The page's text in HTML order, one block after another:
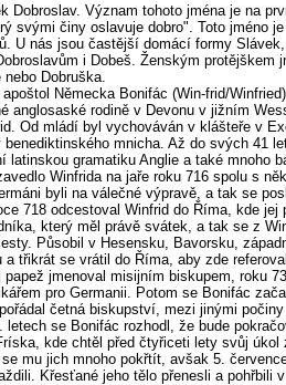
Dobroslav. Význam tohoto jména je na
svými činy oslavuje dobro". Toto jméno je
U nás jsou častější domácí formy
i Dobeš. Ženským protějškem
Dobruška.
Německa Bonifác (Win-frid/Winfried).
anglosaské rodině v Devonu v jižním
Od mládí byl vychováván v klášteře v
mnicha. Až do svých 41
gramatiku Anglie a také mnoho
Winfrida na jaře roku 716 spolu s
byli na válečné výpravě, a tak se
718 odcestoval Winfrid do Říma, kde jej
který měl právě svátek, a tak se z
Působil v Hesensku, Bavorsku,
třikrát se vrátil do Říma, aby zde
jmenoval misijním biskupem, roku
pro Germanii. Potom se Bonifác začal
četná biskupství, mezi jinými počiny
se Bonifác rozhodl, že bude
kde chtěl před čtyřiceti lety svůj úkol
mu jich mnoho pokřtít, avšak 5.
Křesťané jeho tělo přenesli a pohřbili